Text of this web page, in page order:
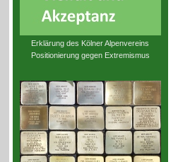
Erklärung des Kölner Alpenvereins
Positionierung gegen Extremismus